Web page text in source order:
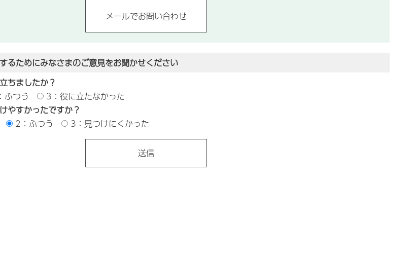
るためにみなさまのご意見をお聞かせください
ちましたか？
ふつう
3：役に立たなかった
やすかったですか？
2：ふつう 3：見つけにくかった